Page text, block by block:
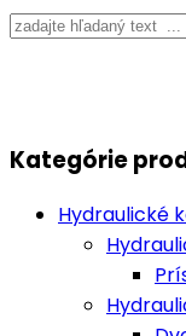
Kategórie
Hydraulické